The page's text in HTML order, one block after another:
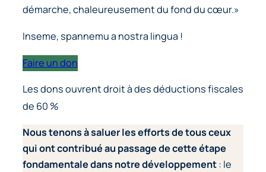
démarche, chaleureusement du fond du cœur.»
Inseme, spannemu a nostra lingua !
Faire un don
Les dons ouvrent droit à des déductions fiscales
de 60 %
Nous tenons à saluer les efforts de tous ceux
qui ont contribué au passage de cette étape
fondamentale dans notre développement: le